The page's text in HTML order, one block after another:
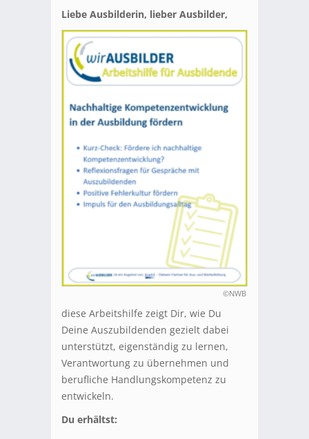
Liebe Ausbilderin, lieber Ausbilder,
©NWB
diese Arbeitshilfe zeigt Dir, wie Du
Deine Auszubildenden gezielt dabei
unterstützt, eigenständig zu lernen,
Verantwortung zu übernehmen und
berufliche Handlungskompetenz zu
entwickeln.
Du erhältst: